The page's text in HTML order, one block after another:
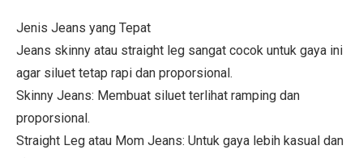
Jenis Jeans yang Tepat
Jeans skinny atau straight leg sangat cocok untuk gaya ini
agar siluet tetap rapi dan proporsional.
Skinny Jeans: Membuat siluet terlihat ramping dan
proporsional.
Straight Leg atau Mom Jeans: Untuk gaya lebih kasual dan